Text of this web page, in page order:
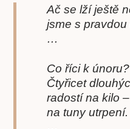
Ač se lží ještě
jsme s
…
Co říci k únoru?
Čtyřicet
radostí na kilo –
na tuny utrpení.